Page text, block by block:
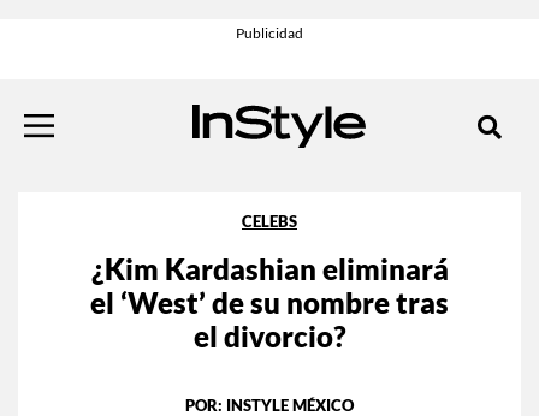
CELEBS
¿Kim Kardashian eliminará
el ‘West’ de su nombre tras
el divorcio?
POR: INSTYLE MÉXICO